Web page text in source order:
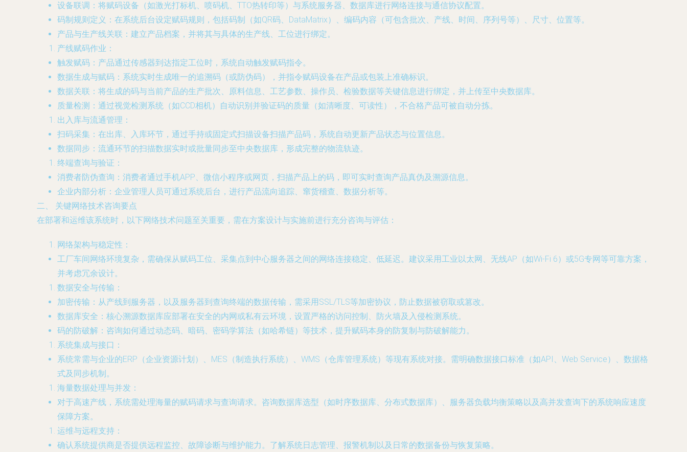
设备联调 ：将赋码设备（如激光打标机、喷码机、TTO热转印等）与系统服务器、数据库进行网络连接与通信协议配置。
码制规则定义 ：在系统后台设定赋码规则，包括码制（如QR码、DataMatrix）、编码内容（可包含批次、产线、时间、序列号等）、尺寸、位置等。
产品与生产线关联 ：建立产品档案，并将其与具体的生产线、工位进行绑定。
产线赋码作业 ：
触发赋码 ：产品通过传感器到达指定工位时，系统自动触发赋码指令。
数据生成与赋码 ：系统实时生成唯一的追溯码（或防伪码），并指令赋码设备在产品或包装上准确标识。
数据关联 ：将生成的码与当前产品的生产批次、原料信息、工艺参数、操作员、检验数据等关键信息进行绑定，并上传至中央数据库。
质量检测 ：通过视觉检测系统（如CCD相机）自动识别并验证码的质量（如清晰度、可读性），不合格产品可被自动分拣。
出入库与流通管理 ：
扫码采集 ：在出库、入库环节，通过手持或固定式扫描设备扫描产品码，系统自动更新产品状态与位置信息。
数据同步 ：流通环节的扫描数据实时或批量同步至中央数据库，形成完整的物流轨迹。
终端查询与验证 ：
消费者防伪查询 ：消费者通过手机APP、微信小程序或网页，扫描产品上的码，即可实时查询产品真伪及溯源信息。
企业内部分析 ：企业管理人员可通过系统后台，进行产品流向追踪、窜货稽查、数据分析等。
二、 关键网络技术咨询要点
在部署和运维该系统时，以下网络技术问题至关重要，需在方案设计与实施前进行充分咨询与评估：
网络架构与稳定性 ：
工厂车间网络环境复杂，需确保从赋码工位、采集点到中心服务器之间的网络连接稳定、低延迟。建议采用工业以太网、无线AP（如Wi-Fi 6）或5G专网等可靠方案，
并考虑冗余设计。
数据安全与传输 ：
加密传输 ：从产线到服务器，以及服务器到查询终端的数据传输，需采用SSL/TLS等加密协议，防止数据被窃取或篡改。
数据库安全 ：核心溯源数据库应部署在安全的内网或私有云环境，设置严格的访问控制、防火墙及入侵检测系统。
码的防破解 ：咨询如何通过动态码、暗码、密码学算法（如哈希链）等技术，提升赋码本身的防复制与防破解能力。
系统集成与接口 ：
系统常需与企业的ERP（企业资源计划）、MES（制造执行系统）、WMS（仓库管理系统）等现有系统对接。需明确数据接口标准（如API、Web Service）、数据格
式及同步机制。
海量数据处理与并发 ：
对于高速产线，系统需处理海量的赋码请求与查询请求。咨询数据库选型（如时序数据库、分布式数据库）、服务器负载均衡策略以及高并发查询下的系统响应速度
保障方案。
运维与远程支持 ：
确认系统提供商是否提供远程监控、故障诊断与维护能力。了解系统日志管理、报警机制以及日常的数据备份与恢复策略。